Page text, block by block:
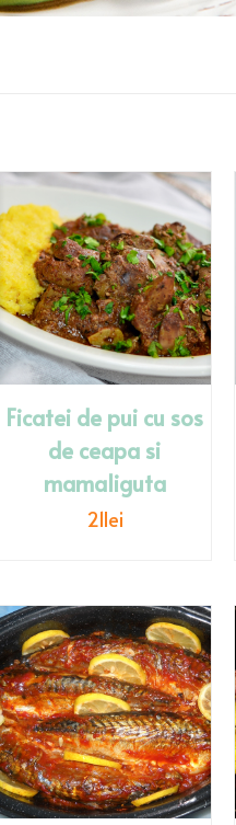
Ficatei de pui cu sos
de ceapa si
mamaliguta
21lei